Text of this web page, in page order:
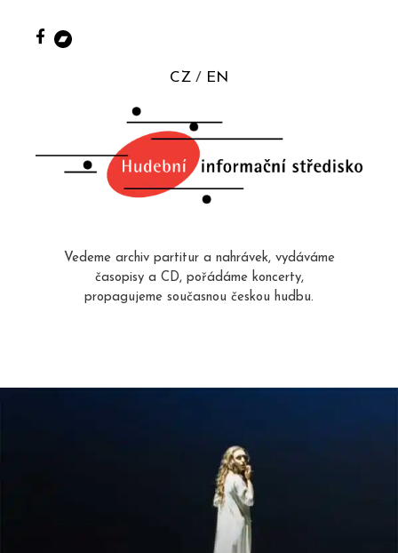
CZ EN
Vedeme archiv partitur a nahrávek, vydáváme
časopisy a CD, pořádáme koncerty,
propagujeme současnou českou hudbu.